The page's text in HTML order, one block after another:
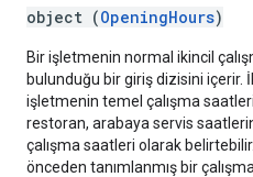
object (OpeningHours)
Bir işletmenin normal ikincil
bulunduğu bir giriş dizisini içerir.
işletmenin temel çalışma
restoran, arabaya servis
çalışma saatleri olarak
önceden tanımlanmış bir